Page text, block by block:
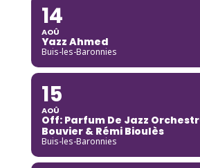
14
AOÛ
Yazz Ahmed
Buis-les-Baronnies
15
AOÛ
Off: Parfum De Jazz
Bouvier & Rémi Bioulès
Buis-les-Baronnies